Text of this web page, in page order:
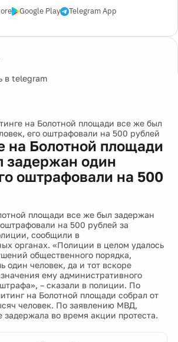
Google Play Telegram App
на Болотной площади все же был
его оштрафовали на 500 рублей
на Болотной площади
задержан один
оштрафовали на 500
площади все же был задержан
на 500 рублей за
сообщили в
органах. «Полиции в целом удалось
общественного порядка,
один человек, да и тот вскоре
ему административного
– сказали в полиции. По
на Болотной площади собрал от
человек. По заявлению МВД,
задержала во время акции протеста.